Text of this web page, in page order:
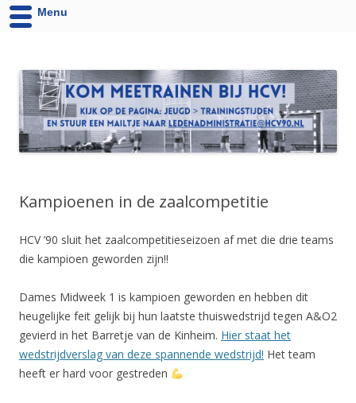
Kampioenen in de zaalcompetitie
HCV ’90 sluit het zaalcompetitieseizoen af met die drie teams
die kampioen geworden zijn!!
Dames Midweek 1 is kampioen geworden en hebben dit
heugelijke feit gelijk bij hun laatste thuiswedstrijd tegen A&O2
gevierd in het Barretje van de Kinheim. Hier staat het
wedstrijdverslag van deze spannende wedstrijd! Het team
heeft er hard voor gestreden
Menu